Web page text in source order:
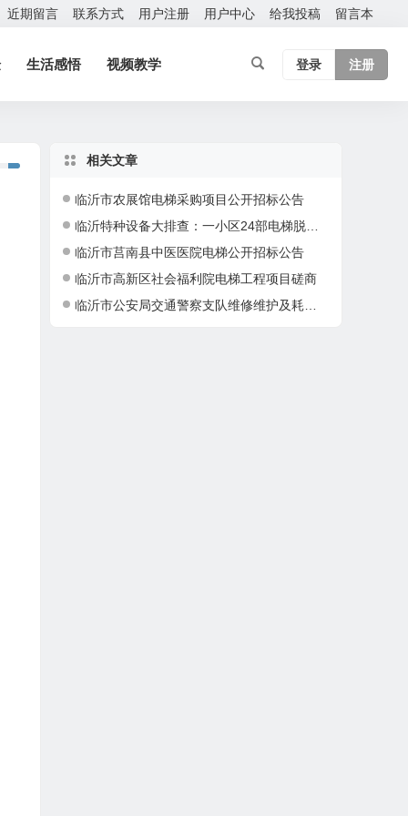
近期留言 联系方式 用户注册 用户中心 给我投稿 留言本
生活感悟 视频教学 登录 注册
相关文章
临沂市农展馆电梯采购项目公开招标公告
临沂特种设备大排查：一小区24部电梯脱审半年多
临沂市莒南县中医医院电梯公开招标公告
临沂市高新区社会福利院电梯工程项目磋商
临沂市公安局交通警察支队维修维护及耗材竞争性谈判公告